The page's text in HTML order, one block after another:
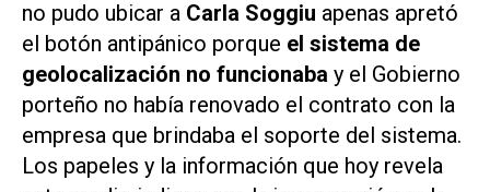
no pudo ubicar a Carla Soggiu apenas apretó
el botón antipánico porque el sistema de
geolocalización no funcionaba y el Gobierno
porteño no había renovado el contrato con la
empresa que brindaba el soporte del sistema.
Los papeles y la información que hoy revela